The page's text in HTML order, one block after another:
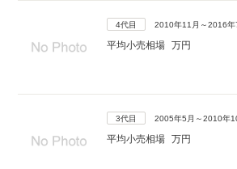
4代目 2010年11月～2016年
平均小売相場 万円
3代目 2005年5月～2010年
平均小売相場 万円